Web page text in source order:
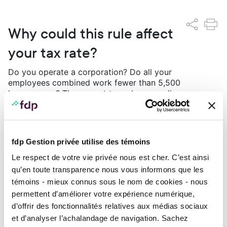
fdp Gestion privée utilise des témoins
Le respect de votre vie privée nous est cher. C’est ainsi
qu’en toute transparence nous vous informons que les
témoins - mieux connus sous le nom de cookies - nous
permettent d’améliorer votre expérience numérique,
d’offrir des fonctionnalités relatives aux médias sociaux
et d’analyser l’achalandage de navigation. Sachez
Why could this rule affect
your tax rate?
Do you operate a corporation? Do all your
employees combined work fewer than 5,500
hours a year? The current tax rules regarding
deductions for small businesses can have a
direct impact on your tax rate.
Small business deduction
(SBD): Rules and tax
implications
To be eligible for the Québec small business
deduction (SBD), you will now have to make
sure that your employees work at least 5,500
hours. Otherwise, you cannot benefit from